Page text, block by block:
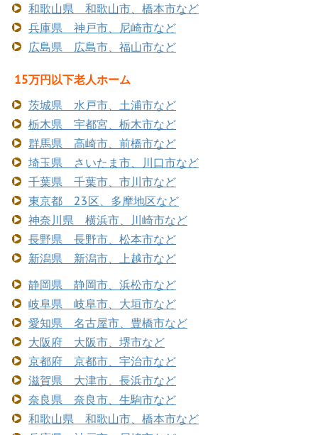
和歌山県 和歌山市、橋本市など
兵庫県 神戸市、尼崎市など
広島県 広島市、福山市など
15万円以下老人ホーム
茨城県 水戸市、土浦市など
栃木県 宇都宮、栃木市など
群馬県 高崎市、前橋市など
埼玉県 さいたま市、川口市など
千葉県 千葉市、市川市など
東京都 23区、多摩地区など
神奈川県 横浜市、川崎市など
長野県 長野市、松本市など
新潟県 新潟市、上越市など
静岡県 静岡市、浜松市など
岐阜県 岐阜市、大垣市など
愛知県 名古屋市、豊橋市など
大阪府 大阪市、堺市など
京都府 京都市、宇治市など
滋賀県 大津市、長浜市など
奈良県 奈良市、生駒市など
和歌山県 和歌山市、橋本市など